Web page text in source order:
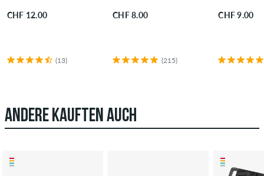
CHF 12.00
(13)
CHF 8.00
(215)
CHF 9.00
ANDERE KAUFTEN AUCH